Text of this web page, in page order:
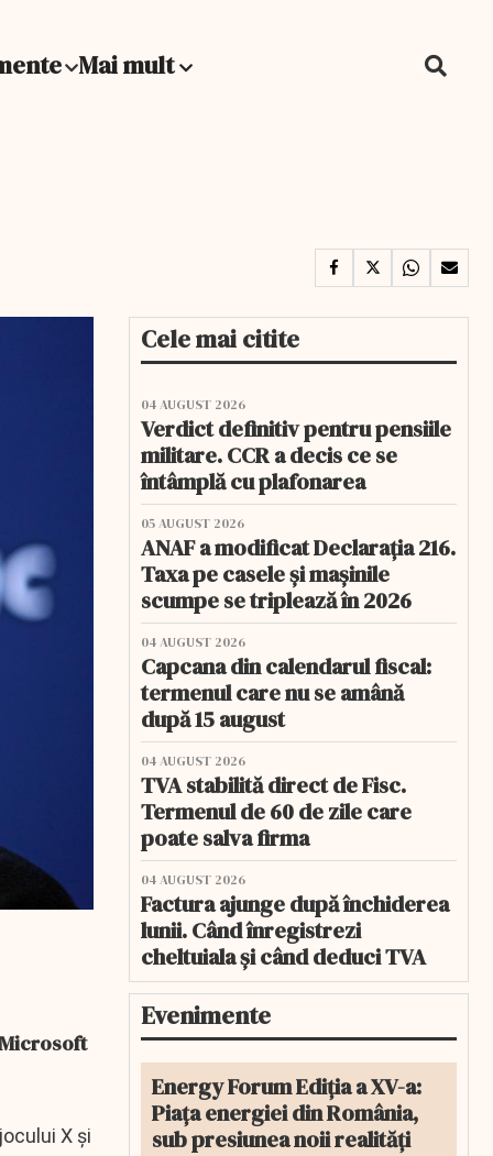
Mai mult
X și
Cele mai citite
04 AUGUST 2026
Verdict definitiv pentru pensiile
militare. CCR a decis ce se
întâmplă cu plafonarea
05 AUGUST 2026
ANAF a modificat Declarația 216.
Taxa pe casele și mașinile
scumpe se triplează în 2026
04 AUGUST 2026
Capcana din calendarul fiscal:
termenul care nu se amână
după 15 august
04 AUGUST 2026
TVA stabilită direct de Fisc.
Termenul de 60 de zile care
poate salva firma
04 AUGUST 2026
Factura ajunge după închiderea
lunii. Când înregistrezi
cheltuiala și când deduci TVA
Evenimente
Energy Forum Ediția a XV-a:
Piața energiei din România,
sub presiunea noii realități